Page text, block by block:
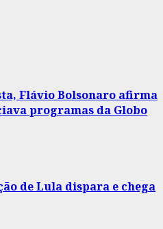
Flávio Bolsonaro afirma
programas da Globo
de Lula dispara e chega